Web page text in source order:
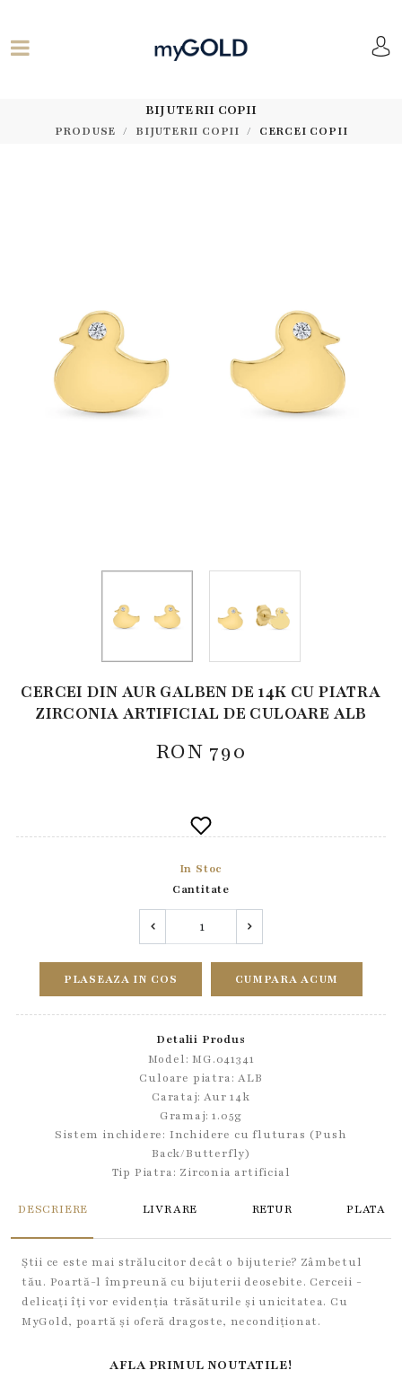
BIJUTERII COPII
PRODUSE BIJUTERII COPII CERCEI COPII
CERCEI DIN AUR GALBEN DE 14K CU PIATRA
ZIRCONIA ARTIFICIAL DE CULOARE ALB
RON 790
In Stoc
Cantitate
PLASEAZA IN COS CUMPARA ACUM
Detalii Produs
Model: MG.041341
Culoare piatra: ALB
Carataj: Aur 14k
Gramaj: 1.05g
Sistem inchidere: Inchidere cu fluturas (Push
Back/Butterfly)
Tip Piatra: Zirconia artificial
DESCRIERE LIVRARE RETUR PLATA
Știi ce este mai strălucitor decât o bijuterie? Zâmbetul
tău. Poartă-l împreună cu bijuterii deosebite. Cerceii -
delicați îți vor evidenția trăsăturile și unicitatea. Cu
MyGold, poartă și oferă dragoste, necondiționat.
AFLA PRIMUL NOUTATILE!